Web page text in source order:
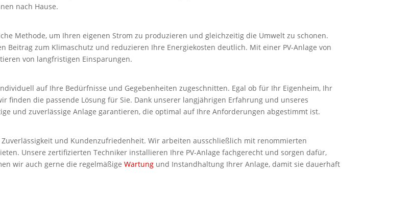
nach Hause.
Methode, um Ihren eigenen Strom zu produzieren und gleichzeitig die Umwelt zu schonen.
Beitrag zum Klimaschutz und reduzieren Ihre Energiekosten deutlich. Mit einer PV-Anlage von
von langfristigen Einsparungen.
auf Ihre Bedürfnisse und Gegebenheiten zugeschnitten. Egal ob für Ihr Eigenheim, Ihr
finden die passende Lösung für Sie. Dank unserer langjährigen Erfahrung und unseres
und zuverlässige Anlage garantieren, die optimal auf Ihre Anforderungen abgestimmt ist.
und Kundenzufriedenheit. Wir arbeiten ausschließlich mit renommierten
Unsere zertifizierten Techniker installieren Ihre PV-Anlage fachgerecht und sorgen dafür,
wir auch gerne die regelmäßigeWartung und Instandhaltung Ihrer Anlage, damit sie dauerhaft